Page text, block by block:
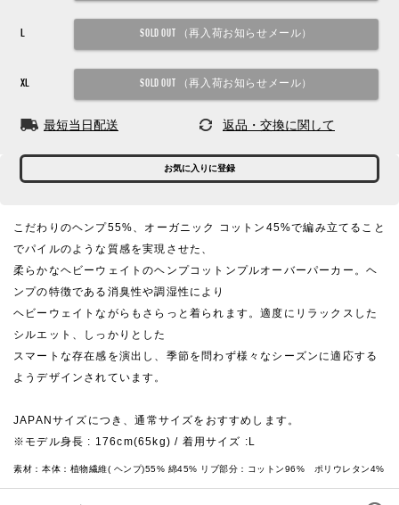
L
XL
最短当日配送 返品・交換に関して
お気に入りに登録
こだわりのヘンプ55%、オーガニック コットン45%で編み立てること
でパイルのような質感を実現させた、
柔らかなヘビーウェイトのヘンプコットンプルオーバーパーカー。ヘ
ンプの特徴である消臭性や調湿性により
ヘビーウェイトながらもさらっと着られます。適度にリラックスした
シルエット、しっかりとした
スマートな存在感を演出し、季節を問わず様々なシーズンに適応する
ようデザインされています。
JAPANサイズにつき、通常サイズをおすすめします。
※モデル身長 : 176cm(65kg) / 着用サイズ :L
素材： 本体：植物繊維( ヘンプ)55% 綿45% リブ部分：コットン96% ポリウレタン4%